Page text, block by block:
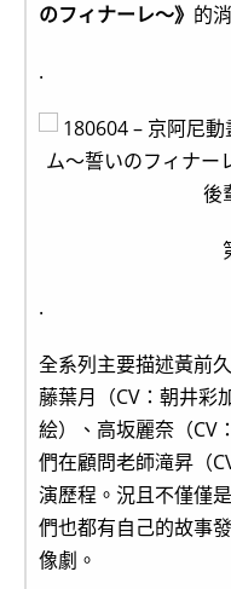
のフィナーレ～》 的
.
.
全系列主要描述黃前
藤葉月（CV：朝井彩
絵）、高坂麗奈（CV
們在顧問老師滝昇（
演歷程。況且不僅僅
們也都有自己的故事
像劇。